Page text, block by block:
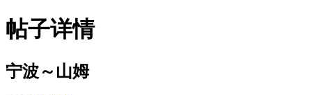
帖子详情
宁波～山姆